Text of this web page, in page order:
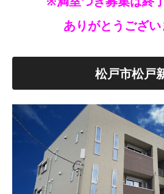
ありがとうござい
松戸市松戸